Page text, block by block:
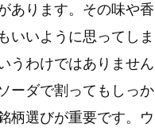
あります。その味や
いいように思ってし
うわけではありませ
ーダで割ってもしっ
柄選びが重要です。